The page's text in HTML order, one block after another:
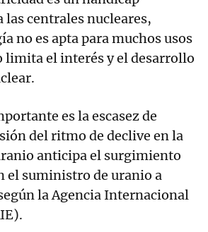
centrales nucleares,
no es apta para muchos usos
limita el interés y el desarrollo
es la escasez de
del ritmo de declive en la
anticipa el surgimiento
el suministro de uranio a
la Agencia Internacional